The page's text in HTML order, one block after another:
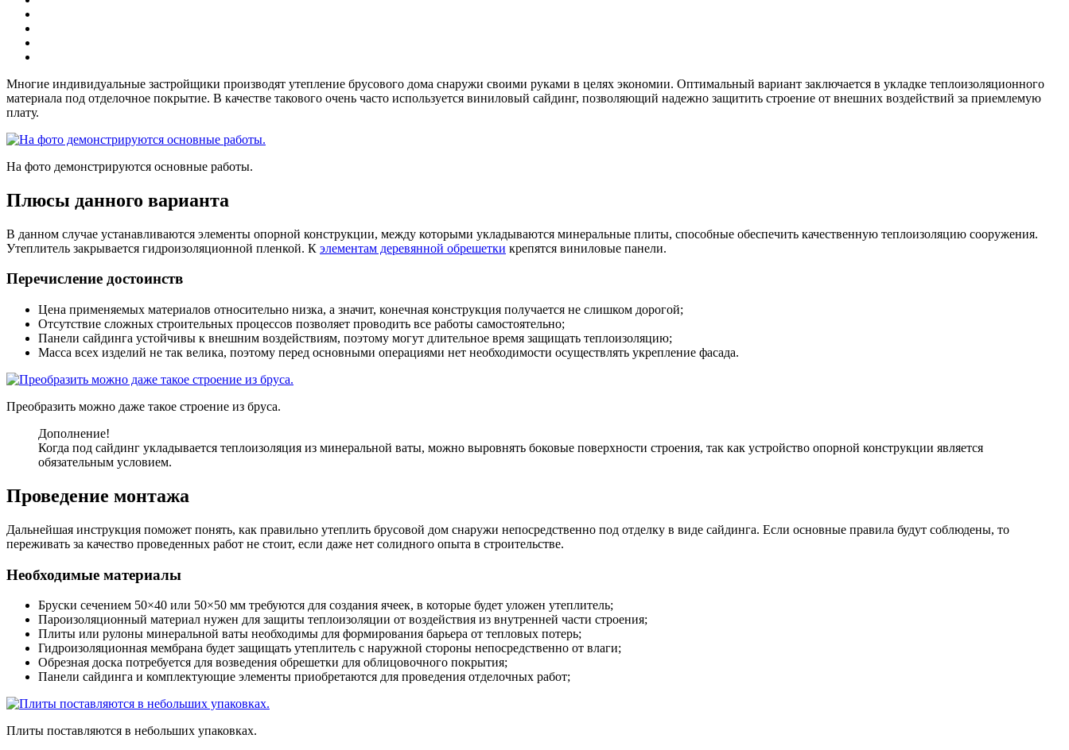
Многие индивидуальные застройщики производят утепление брусового дома снаружи своими руками в целях экономии. Оптимальный вариант заключается в укладке теплоизоляционного
материала под отделочное покрытие. В качестве такового очень часто используется виниловый сайдинг, позволяющий надежно защитить строение от внешних воздействий за приемлемую
плату.
На фото демонстрируются основные работы.
Плюсы данного варианта
В данном случае устанавливаются элементы опорной конструкции, между которыми укладываются минеральные плиты, способные обеспечить качественную теплоизоляцию сооружения.
Утеплитель закрывается гидроизоляционной пленкой. К элементам деревянной обрешетки крепятся виниловые панели.
Перечисление достоинств
Цена применяемых материалов относительно низка, а значит, конечная конструкция получается не слишком дорогой;
Отсутствие сложных строительных процессов позволяет проводить все работы самостоятельно;
Панели сайдинга устойчивы к внешним воздействиям, поэтому могут длительное время защищать теплоизоляцию;
Масса всех изделий не так велика, поэтому перед основными операциями нет необходимости осуществлять укрепление фасада.
Преобразить можно даже такое строение из бруса.
Дополнение!
Когда под сайдинг укладывается теплоизоляция из минеральной ваты, можно выровнять боковые поверхности строения, так как устройство опорной конструкции является
обязательным условием.
Проведение монтажа
Дальнейшая инструкция поможет понять, как правильно утеплить брусовой дом снаружи непосредственно под отделку в виде сайдинга. Если основные правила будут соблюдены, то
переживать за качество проведенных работ не стоит, если даже нет солидного опыта в строительстве.
Необходимые материалы
Бруски сечением 50×40 или 50×50 мм требуются для создания ячеек, в которые будет уложен утеплитель;
Пароизоляционный материал нужен для защиты теплоизоляции от воздействия из внутренней части строения;
Плиты или рулоны минеральной ваты необходимы для формирования барьера от тепловых потерь;
Гидроизоляционная мембрана будет защищать утеплитель с наружной стороны непосредственно от влаги;
Обрезная доска потребуется для возведения обрешетки для облицовочного покрытия;
Панели сайдинга и комплектующие элементы приобретаются для проведения отделочных работ;
Плиты поставляются в небольших упаковках.